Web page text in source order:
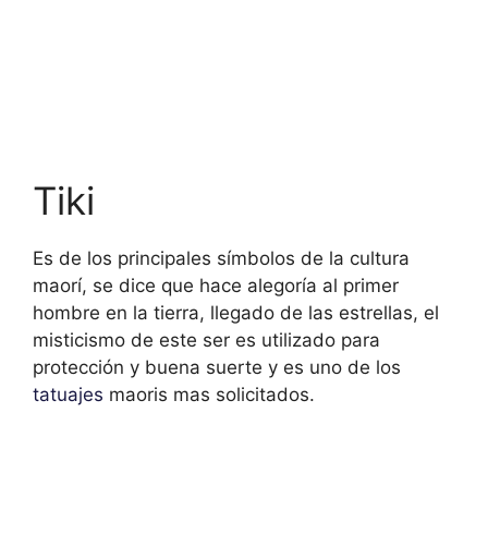
Tiki
Es de los principales símbolos de la cultura
maorí, se dice que hace alegoría al primer
hombre en la tierra, llegado de las estrellas, el
misticismo de este ser es utilizado para
protección y buena suerte y es uno de los
tatuajes maoris mas solicitados.